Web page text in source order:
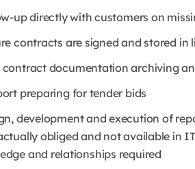
up directly with customers on
contracts are signed and stored
contract documentation archiving
preparing for tender bids
development and execution of
obliged and not available in
and relationships required